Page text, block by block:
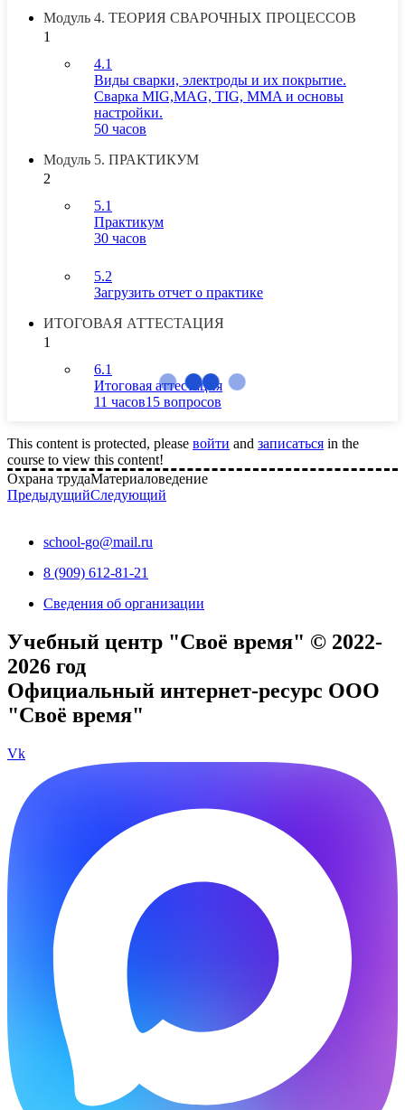
Модуль 4. ТЕОРИЯ СВАРОЧНЫХ ПРОЦЕССОВ
1
4.1
Виды сварки, электроды и их покрытие.
Сварка MIG,MAG, TIG, MMA и основы
настройки.
50 часов
Модуль 5. ПРАКТИКУМ
2
5.1
Практикум
30 часов
5.2
Загрузить отчет о практике
ИТОГОВАЯ АТТЕСТАЦИЯ
1
6.1
Итоговая аттестация
11 часов15 вопросов
This content is protected, please войти and записаться in the
course to view this content!
Охрана труда
Предыдущий
Материаловедение
Следующий
school-go@mail.ru
8 (909) 612-81-21
Сведения об организации
Учебный центр "Своё время" © 2022-
2026 год
Официальный интернет-ресурс ООО
"Своё время"
Vk